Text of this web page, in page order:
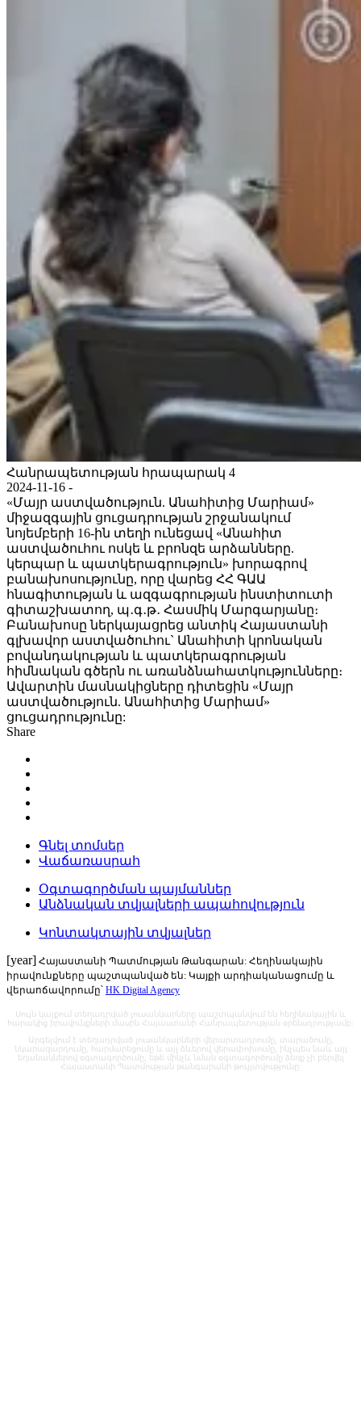
Հանրապետության հրապարակ 4
2024-11-16 -
«Մայր աստվածություն. Անահիտից Մարիամ»
միջազգային ցուցադրության շրջանակում
նոյեմբերի 16-ին տեղի ունեցավ «Անահիտ
աստվածուհու ոսկե և բրոնզե արձանները.
կերպար և պատկերագրություն» խորագրով
բանախոսությունը, որը վարեց ՀՀ ԳԱԱ
հնագիտության և ազգագրության ինստիտուտի
գիտաշխատող, պ․գ․թ․ Հասմիկ Մարգարյանը։
Բանախոսը ներկայացրեց անտիկ Հայաստանի
գլխավոր աստվածուհու` Անահիտի կրոնական
բովանդակության և պատկերագրության
հիմնական գծերն ու առանձնահատկությունները։
Ավարտին մասնակիցները դիտեցին «Մայր
աստվածություն. Անահիտից Մարիամ»
ցուցադրությունը:
Share
Գնել տոմսեր
Վաճառասրահ
Օգտագործման պայմաններ
Անձնական տվյալների ապահովություն
Կոնտակտային տվյալներ
[year] Հայաստանի Պատմության Թանգարան: Հեղինակային
իրավունքները պաշտպանված են: Կայքի արդիականացումը և
վերաոճավորումը՝ HK Digital Agency
Սույն կայքում տեղադրված լուսանկարները պաշտպանվում են հեղինակային և
հարակից իրավունքների մասին Հայաստանի Հանրապետության օրենսդրությամբ:
Արգելվում է տեղադրված լուսանկարների վերարտադրումը, տարածումը,
նկարազարդումը, հարմարեցումը և այլ ձևերով վերափոխումը, ինչպես նաև այլ
եղանակներով օգտագործումը, եթե մինչև նման օգտագործումը ձեռք չի բերվել
Հայաստանի Պատմության թանգարանի թույլտվությունը: